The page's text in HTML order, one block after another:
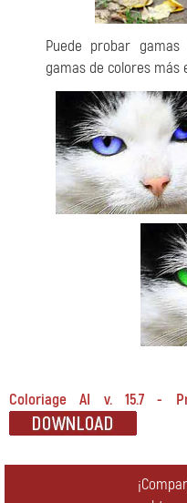
Puede probar
gamas de colores más
Coloriage AI v. 15.7 -